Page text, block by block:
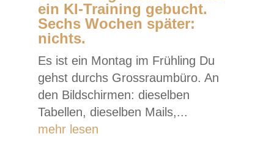
ein KI-Training gebucht.
Sechs Wochen später:
nichts.
Es ist ein Montag im Frühling Du
gehst durchs Grossraumbüro. An
den Bildschirmen: dieselben
Tabellen, dieselben Mails,...
mehr lesen